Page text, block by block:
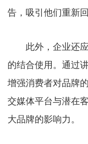
告，吸引他们重新
此外，企业还应
的结合使用。通过
增强消费者对品牌
交媒体平台与潜在
大品牌的影响力。